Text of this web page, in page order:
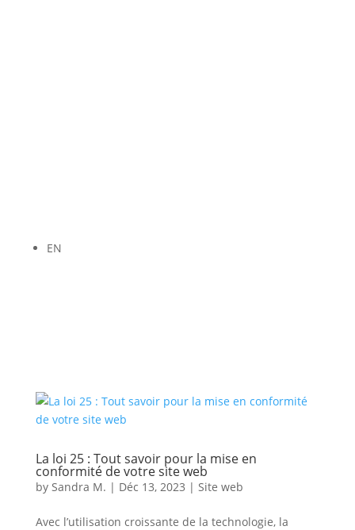
EN
La loi 25 : Tout savoir pour la mise en
conformité de votre site web
by Sandra M. | Déc 13, 2023 | Site web
Avec l’utilisation croissante de la technologie, la